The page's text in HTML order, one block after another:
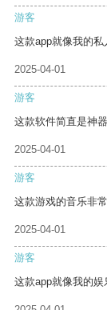
游客
这款app就像我的私
2025-04-01
游客
这款软件简直是神
2025-04-01
游客
这款游戏的音乐非
2025-04-01
游客
这款app就像我的娱